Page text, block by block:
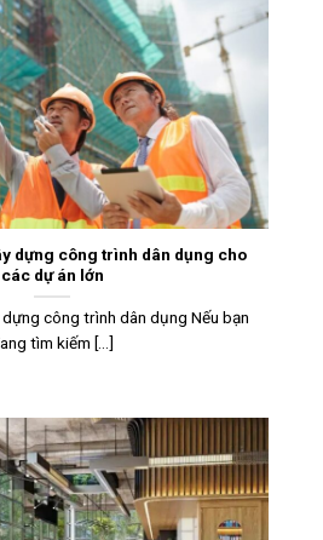
dựng công trình dân dụng cho
các dự án lớn
công trình dân dụng Nếu bạn
tìm kiếm [...]